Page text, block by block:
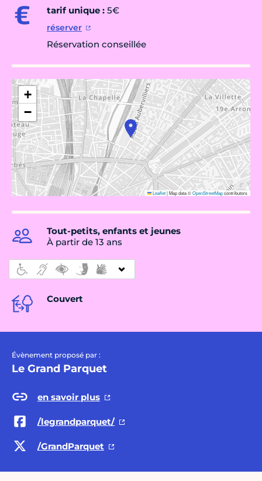
tarif unique : 5€
réserver
Réservation conseillée
+
−
Leaflet|Map data ©OpenStreetMapcontributors
Tout-petits, enfants et jeunes
À partir de 13 ans
Couvert
Évènement proposé par :
Le Grand Parquet
en savoir plus
/legrandparquet/
/GrandParquet